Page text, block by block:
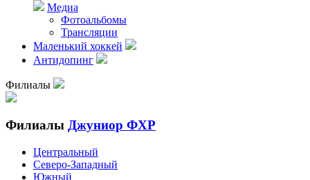
Медиа
Фотоальбомы
Трансляции
Маленький хоккей
Антидопинг
Филиалы
Филиалы Джуниор ФХР
Центральный
Северо-Западный
Южный